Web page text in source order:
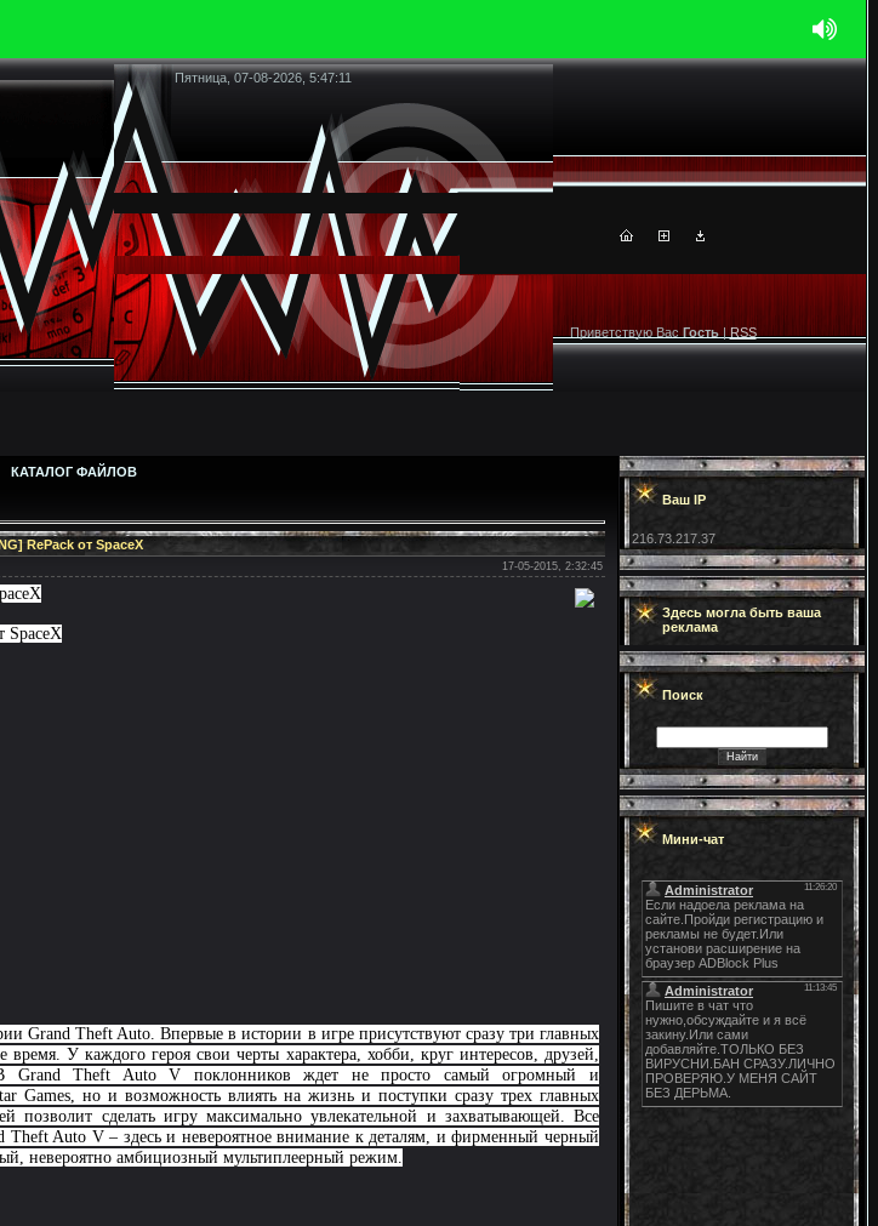
Пятница, 07-08-2026, 5:47:11
Приветствую Вас Гость| RSS
КАТАЛОГ ФАЙЛОВ
RePack от SpaceX
17-05-2015, 2:32:45
SpaceX
Grand Theft Auto. Впервые в истории в игре присутствуют сразу три главных
У каждого героя свои черты характера, хобби, круг интересов, друзей,
Grand Theft Auto V поклонников ждет не просто самый огромный и
Games, но и возможность влиять на жизнь и поступки сразу трех главных
позволит сделать игру максимально увлекательной и захватывающей. Все
Auto V – здесь и невероятное внимание к деталям, и фирменный черный
невероятно амбициозный мультиплеерный режим.
Ваш IP
216.73.217.37
Здесь могла быть ваша
реклама
Поиск
Мини-чат